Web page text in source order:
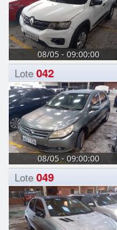
08/05 - 09:00:00
Lote 042
08/05 - 09:00:00
Lote 049